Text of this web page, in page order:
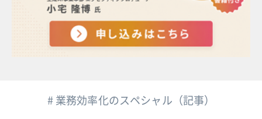
# 業務効率化のスペシャル（記事）